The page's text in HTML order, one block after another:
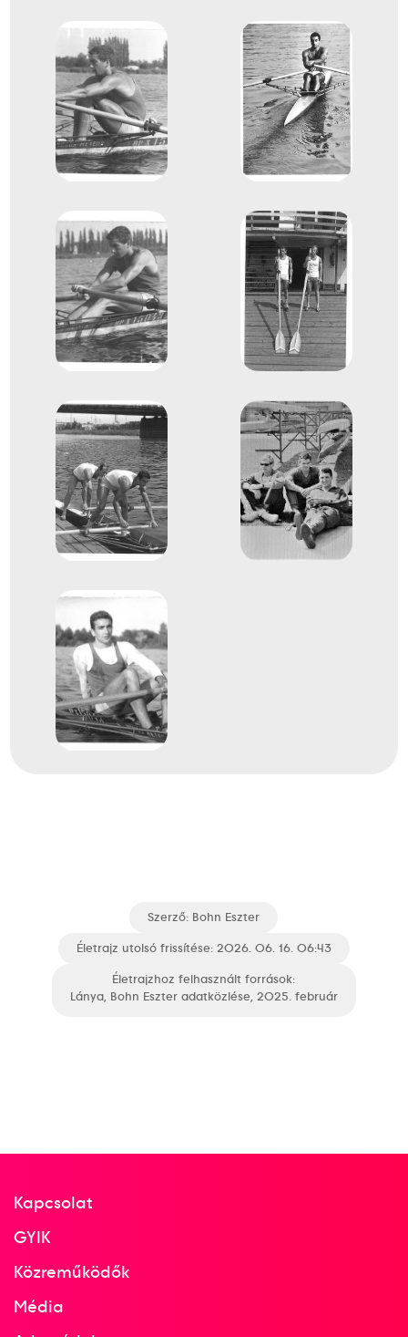
1967
1967. szept.
Franciaország
Evezés Európa-bajnokság
Fabinyi József Bohn István
Evezős Kétpárevezős (2x) Helyezetlen
Szerző: Bohn Eszter
Életrajz utolsó frissítése: 2026. 06. 16. 06:43
Életrajzhoz felhasznált források:
Lánya, Bohn Eszter adatközlése, 2025. február
Kapcsolat
GYIK
Közreműködők
Média